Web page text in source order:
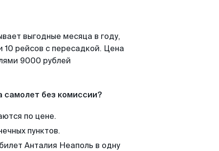
выгодные месяца в году,
рейсов с пересадкой. Цена
9000 рублей
самолет без комиссии?
по цене.
пунктов.
Анталия Неаполь в одну